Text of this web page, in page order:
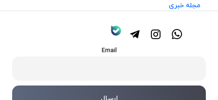
مجله خبری
Email